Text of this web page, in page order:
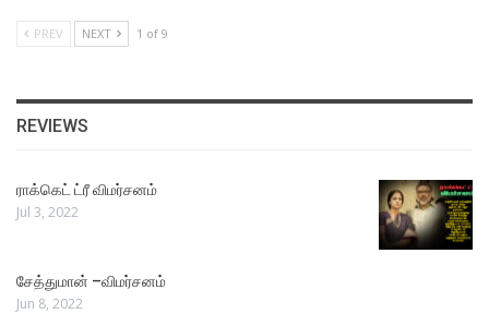
PREV NEXT 1 of 9
REVIEWS
ராக்கெட் ட்ரீ விமர்சனம்
Jul 3, 2022
சேத்துமான் –விமர்சனம்
Jun 8, 2022